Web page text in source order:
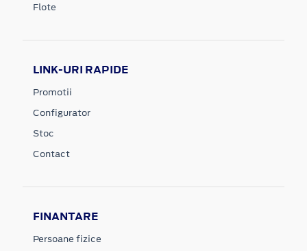
Flote
LINK-URI RAPIDE
Promotii
Configurator
Stoc
Contact
FINANTARE
Persoane fizice